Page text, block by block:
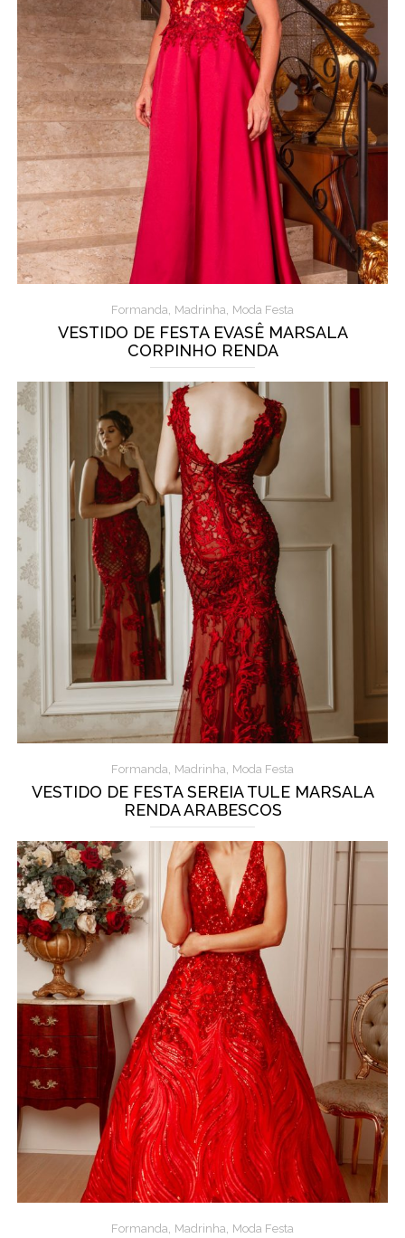
Formanda, Madrinha, Moda Festa
VESTIDO DE FESTA EVASÊ MARSALA
CORPINHO RENDA
Formanda, Madrinha, Moda Festa
VESTIDO DE FESTA SEREIA TULE MARSALA
RENDA ARABESCOS
Formanda, Madrinha, Moda Festa